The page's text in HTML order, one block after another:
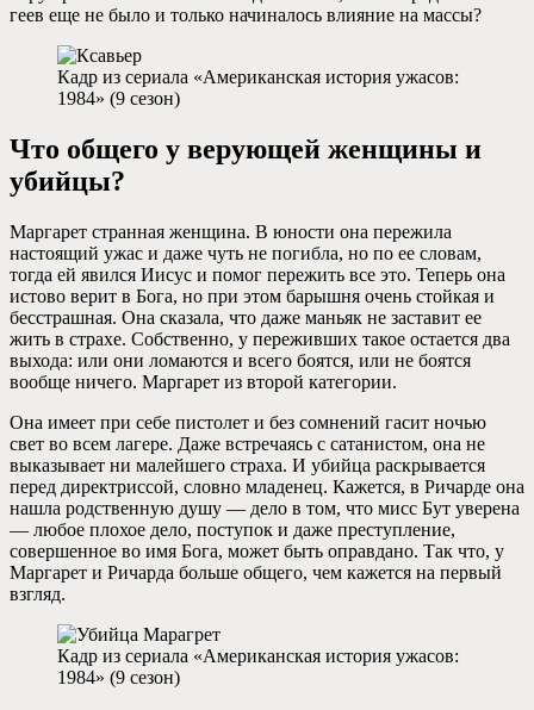
геев еще не было и только начиналось влияние на массы?
Кадр из сериала «Американская история ужасов:
1984» (9 сезон)
Что общего у верующей женщины и
убийцы?
Маргарет странная женщина. В юности она пережила
настоящий ужас и даже чуть не погибла, но по ее словам,
тогда ей явился Иисус и помог пережить все это. Теперь она
истово верит в Бога, но при этом барышня очень стойкая и
бесстрашная. Она сказала, что даже маньяк не заставит ее
жить в страхе. Собственно, у переживших такое остается два
выхода: или они ломаются и всего боятся, или не боятся
вообще ничего. Маргарет из второй категории.
Она имеет при себе пистолет и без сомнений гасит ночью
свет во всем лагере. Даже встречаясь с сатанистом, она не
выказывает ни малейшего страха. И убийца раскрывается
перед директриссой, словно младенец. Кажется, в Ричарде она
нашла родственную душу — дело в том, что мисс Бут уверена
— любое плохое дело, поступок и даже преступление,
совершенное во имя Бога, может быть оправдано. Так что, у
Маргарет и Ричарда больше общего, чем кажется на первый
взгляд.
Кадр из сериала «Американская история ужасов:
1984» (9 сезон)